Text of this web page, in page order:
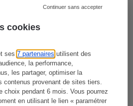
cookies
ses7 partenaires utilisent des
la performance,
les partager, optimiser la
contenus provenant de sites tiers.
choix pendant 6 mois. Vous pourrez
en utilisant le lien « paramétrer
Continuer sans accepter
supermarchés propose le
géolocalisés
prix